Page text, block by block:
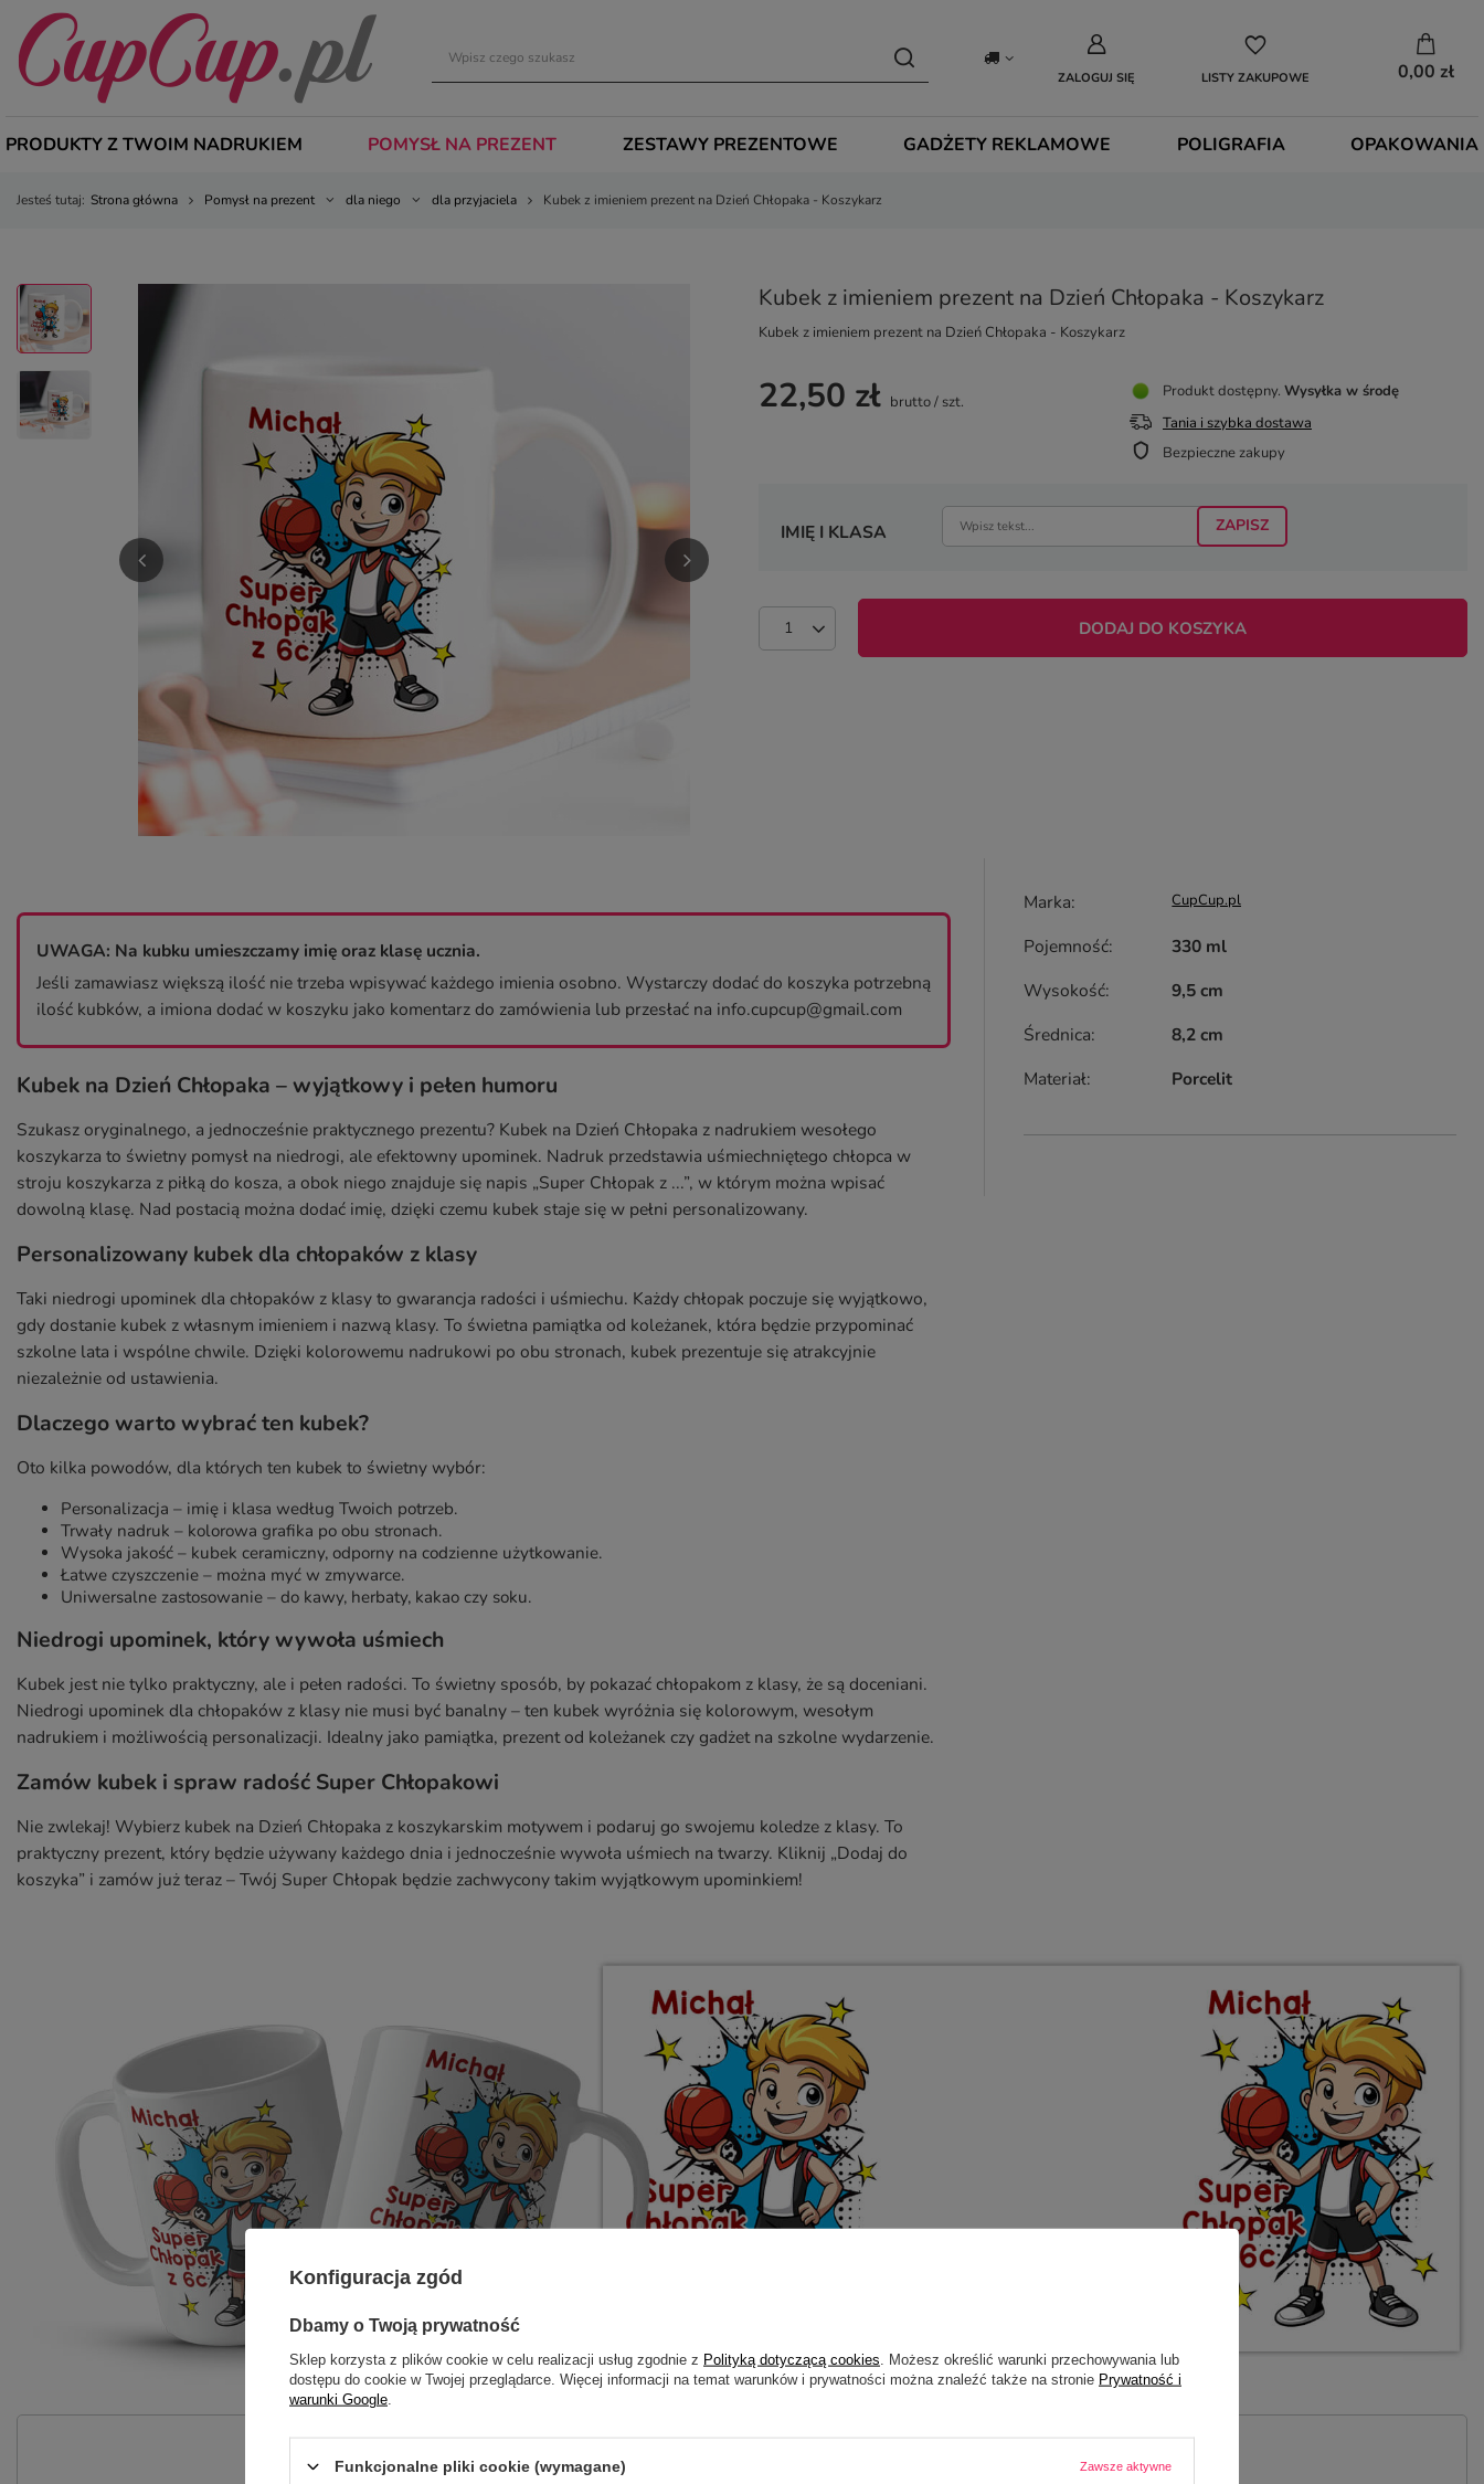
ZALOGUJ SIĘ LISTY ZAKUPOWE 0,00 zł
PRODUKTY Z TWOIM NADRUKIEM POMYSŁ NA PREZENT ZESTAWY PREZENTOWE GADŻETY REKLAMOWE POLIGRAFIA OPAKOWANIA
Jesteś tutaj: Strona główna Pomysł na prezent dla niego dla przyjaciela Kubek z imieniem prezent na Dzień Chłopaka - Koszykarz
Kubek z imieniem prezent na Dzień Chłopaka - Koszykarz
Kubek z imieniem prezent na Dzień Chłopaka - Koszykarz
22,50 zł brutto/ szt.
IMIĘ I KLASA ZAPISZ
DODAJ DO KOSZYKA
Produkt dostępny Wysyłka w środę
Tania i szybka dostawa
Bezpieczne zakupy
UWAGA: Na kubku umieszczamy imię oraz klasę ucznia.
Jeśli zamawiasz większą ilość nie trzeba wpisywać każdego imienia osobno. Wystarczy dodać do koszyka potrzebną
ilość kubków, a imiona dodać w koszyku jako komentarz do zamówienia lub przesłać na info.cupcup@gmail.com
Kubek na Dzień Chłopaka – wyjątkowy i pełen humoru
Szukasz oryginalnego, a jednocześnie praktycznego prezentu? Kubek na Dzień Chłopaka z nadrukiem wesołego
koszykarza to świetny pomysł na niedrogi, ale efektowny upominek. Nadruk przedstawia uśmiechniętego chłopca w
stroju koszykarza z piłką do kosza, a obok niego znajduje się napis „Super Chłopak z ...”, w którym można wpisać
dowolną klasę. Nad postacią można dodać imię, dzięki czemu kubek staje się w pełni personalizowany.
Personalizowany kubek dla chłopaków z klasy
Taki niedrogi upominek dla chłopaków z klasy to gwarancja radości i uśmiechu. Każdy chłopak poczuje się wyjątkowo,
gdy dostanie kubek z własnym imieniem i nazwą klasy. To świetna pamiątka od koleżanek, która będzie przypominać
szkolne lata i wspólne chwile. Dzięki kolorowemu nadrukowi po obu stronach, kubek prezentuje się atrakcyjnie
niezależnie od ustawienia.
Dlaczego warto wybrać ten kubek?
Oto kilka powodów, dla których ten kubek to świetny wybór:
Personalizacja – imię i klasa według Twoich potrzeb.
Trwały nadruk – kolorowa grafika po obu stronach.
Wysoka jakość – kubek ceramiczny, odporny na codzienne użytkowanie.
Łatwe czyszczenie – można myć w zmywarce.
Uniwersalne zastosowanie – do kawy, herbaty, kakao czy soku.
Niedrogi upominek, który wywoła uśmiech
Kubek jest nie tylko praktyczny, ale i pełen radości. To świetny sposób, by pokazać chłopakom z klasy, że są doceniani.
Niedrogi upominek dla chłopaków z klasy nie musi być banalny – ten kubek wyróżnia się kolorowym, wesołym
nadrukiem i możliwością personalizacji. Idealny jako pamiątka, prezent od koleżanek czy gadżet na szkolne wydarzenie.
Zamów kubek i spraw radość Super Chłopakowi
Nie zwlekaj! Wybierz kubek na Dzień Chłopaka z koszykarskim motywem i podaruj go swojemu koledze z klasy. To
praktyczny prezent, który będzie używany każdego dnia i jednocześnie wywoła uśmiech na twarzy. Kliknij „Dodaj do
koszyka” i zamów już teraz – Twój Super Chłopak będzie zachwycony takim wyjątkowym upominkiem!
Marka CupCup.pl
Pojemność
330 ml
Wysokość
9,5 cm
Średnica
8,2 cm
Materiał
Porcelit
Potrzebujesz pomocy? Masz pytania?
Konfiguracja zgód
Dbamy o Twoją prywatność
Sklep korzysta z plików cookie w celu realizacji usług zgodnie z Polityką dotyczącą cookies . Możesz określić warunki przechowywania lub
dostępu do cookie w Twojej przeglądarce. Więcej informacji na temat warunków i prywatności można znaleźć także na stronie Prywatność i
warunki Google
Funkcjonalne pliki cookie (wymagane) Zawsze aktywne